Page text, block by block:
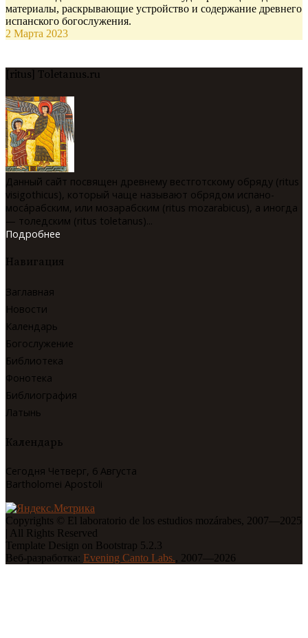
материалы, раскрывающие устройство и содержание древнего
испанского богослужения.
2 Марта 2023
[ritus] Toletanus.ru
Данный сайт посвящен древнему вестготскому обряду (ritus
visigothicus), который чаще называют обрядом испано-
мосáрабским, или мозарабским (ritus mozarabicus), а иногда
— толедским (ritus toletanus)...
Подробнее
Навигация
Заглавная
Новости
Календарь
Богослужение
Библиотека
Фонотека
Библиография
Латынь
Календарь
Сегодня Четверг, 6 Августа
Bartholomei Apostoli
Copyrights © El laboratorio de los estudios mozárabes, 2007—2025
| All Rights Reserved
Template Design on Bootstrap 5.2.3
Веб-разработка: Evening Canto Labs., 2007—2026